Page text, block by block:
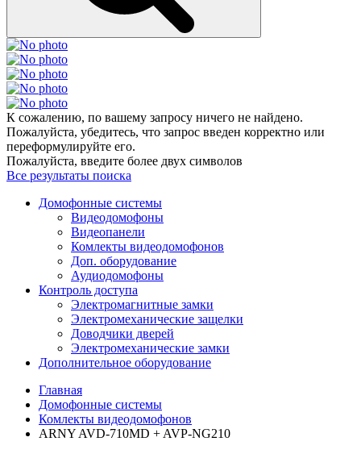
К сожалению, по вашему запросу ничего не найдено.
Пожалуйста, убедитесь, что запрос введен корректно или
переформулируйте его.
Пожалуйста, введите более двух символов
Все результаты поиска
Домофонные системы
Видеодомофоны
Видеопанели
Комлекты видеодомофонов
Доп. оборудование
Аудиодомофоны
Контроль доступа
Электромагнитные замки
Электромеханические защелки
Доводчики дверей
Электромеханические замки
Дополнительное оборудование
Главная
Домофонные системы
Комлекты видеодомофонов
ARNY AVD-710MD + AVP-NG210